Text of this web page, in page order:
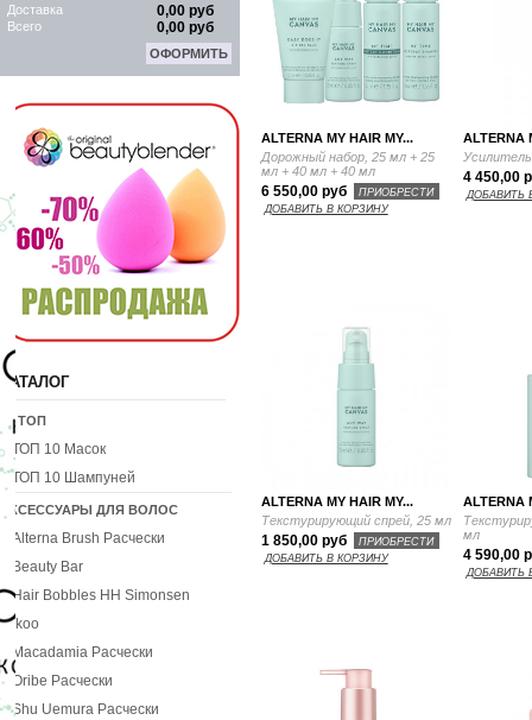
ALTERNA MY HAIR MY...
Дорожный набор, 25 мл + 25
мл + 40 мл + 40 мл
6 550,00 руб
ПРИОБРЕСТИ
ДОБАВИТЬ В КОРЗИНУ
ALTERNA
4 450,00
ДОБАВИТЬ
ALTERNA MY HAIR MY...
Текстурирующий спрей, 25 мл
1 850,00 руб
ПРИОБРЕСТИ
ДОБАВИТЬ В КОРЗИНУ
ALTERNA
мл
4 590,00
ДОБАВИТЬ
Доставка 0,00 руб
Всего 0,00 руб
ОФОРМИТЬ
КАТАЛОГ
10 ТОП
ТОП 10 Масок
ТОП 10 Шампуней
АКСЕССУАРЫ ДЛЯ ВОЛОС
Alterna Brush Расчески
Beauty Bar
Hair Bobbles HH Simonsen
Ikoo
Macadamia Расчески
Oribe Расчески
Shu Uemura Расчески